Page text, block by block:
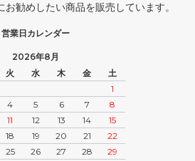
勧めしたい商品を販売しています。
営業日カレンダー
2026年8月
火 水 木 金
土
1
4 5 6 7
8
11 12 13 14
15
18 19 20 21
22
25 26 27 28
29